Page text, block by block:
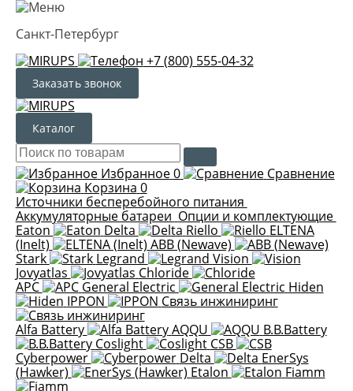
Санкт-Петербург
+7 (800) 555-04-32
Заказать звонок
Каталог
Избранное 0
Сравнение
Корзина 0
Источники бесперебойного питания
Аккумуляторные батареи Опции и комплектующие
Eaton
Delta Riello
ELTENA
(Inelt)
ABB (Newave)
Stark
Legrand
Vision
Jovyatlas
Chloride
APC
General Electric
Hiden
IPPON
Связь инжиниринг
Alfa Battery
AQQU
B.B.Battery
Coslight
CSB
Cyberpower
Delta
EnerSys
(Hawker)
Etalon
Fiamm